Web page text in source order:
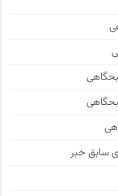
سابق خبر